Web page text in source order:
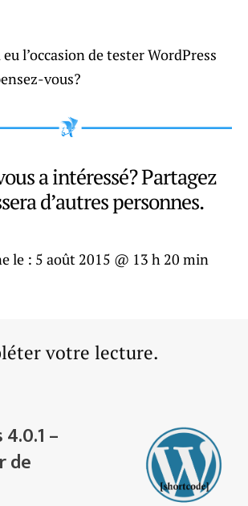
l’occasion de tester WordPress
vous?
a intéressé? Partagez
d’autres personnes.
le : 5 août 2015 @ 13 h 20 min
votre lecture.
–
de